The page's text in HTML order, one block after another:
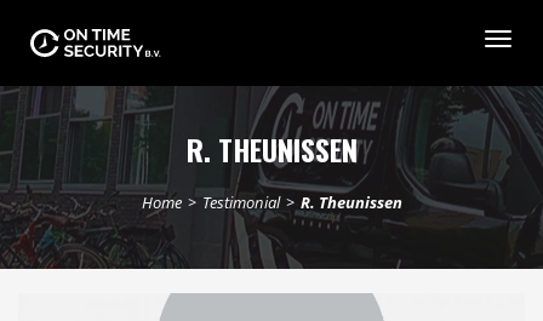
R. THEUNISSEN
Home > Testimonial > R. Theunissen